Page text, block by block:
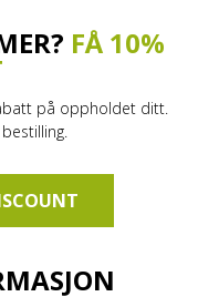
FÅ 10%
på oppholdet ditt.